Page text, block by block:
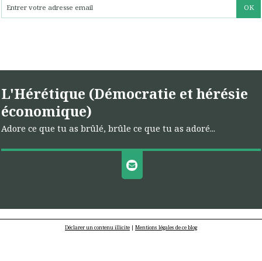
L'Hérétique (Démocratie et hérésie
économique)
Adore ce que tu as brûlé, brûle ce que tu as adoré...
Déclarer un contenu illicite | Mentions légales de ce blog